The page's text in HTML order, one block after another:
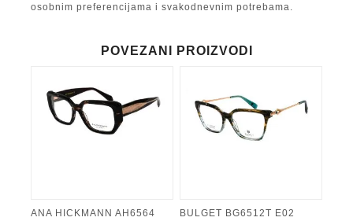
osobnim preferencijama i svakodnevnim potrebama.
POVEZANI PROIZVODI
ANA HICKMANN AH6564
BULGET BG6512T E02